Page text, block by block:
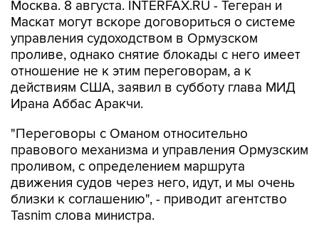
управления судоходством в Ормузском
проливе, однако снятие блокады с него имеет
отношение не к этим переговорам, а к
действиям США, заявил в субботу глава МИД
Ирана Аббас Аракчи.
"Переговоры с Оманом относительно
проливом, с определением маршрута
движения судов через него, идут, и мы очень
близки к соглашению", - приводит агентство
Tasnim слова министра.
"Но открытие Ормузского пролива зависит от